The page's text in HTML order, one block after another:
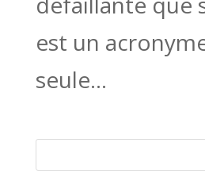
est un
seule...